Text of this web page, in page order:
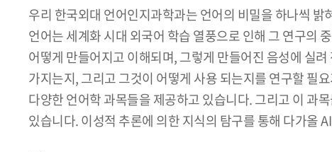
우리 한국외대 언어인지과학과는 언어의 비밀을 하나씩
언어는 세계화 시대 외국어 학습 열풍으로 인해 그 연구의
어떻게 만들어지고 이해되며, 그렇게 만들어진 음성에 실
가지는지, 그리고 그것이 어떻게 사용 되는지를 연구할 필
다양한 언어학 과목들을 제공하고 있습니다. 그리고 이 과
있습니다. 이성적 추론에 의한 지식의 탐구를 통해 다가올